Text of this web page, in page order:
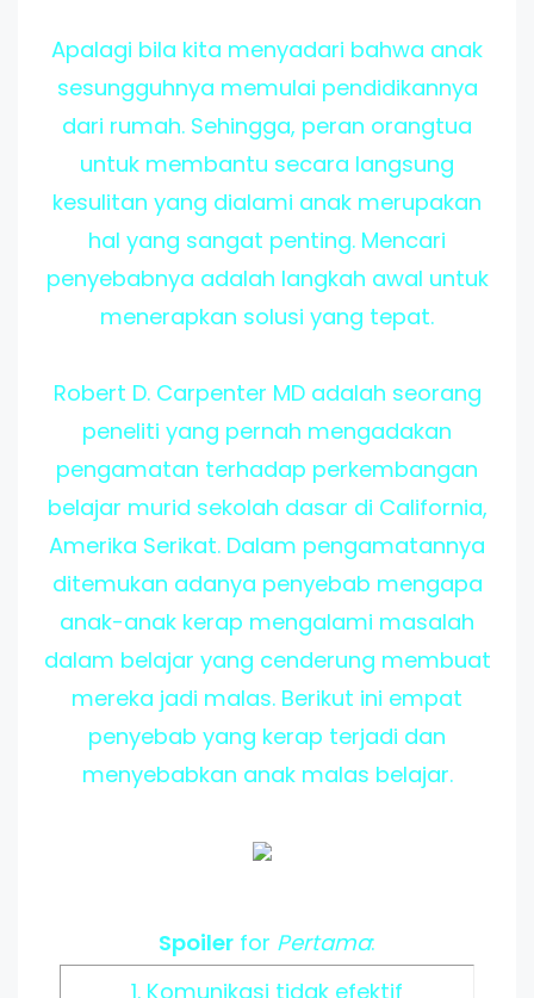
Apalagi bila kita menyadari bahwa anak
sesungguhnya memulai pendidikannya
dari rumah. Sehingga, peran orangtua
untuk membantu secara langsung
kesulitan yang dialami anak merupakan
hal yang sangat penting. Mencari
penyebabnya adalah langkah awal untuk
menerapkan solusi yang tepat.
Robert D. Carpenter MD adalah seorang
peneliti yang pernah mengadakan
pengamatan terhadap perkembangan
belajar murid sekolah dasar di California,
Amerika Serikat. Dalam pengamatannya
ditemukan adanya penyebab mengapa
anak-anak kerap mengalami masalah
dalam belajar yang cenderung membuat
mereka jadi malas. Berikut ini empat
penyebab yang kerap terjadi dan
menyebabkan anak malas belajar.
Spoiler for Pertama:
1. Komunikasi tidak efektif